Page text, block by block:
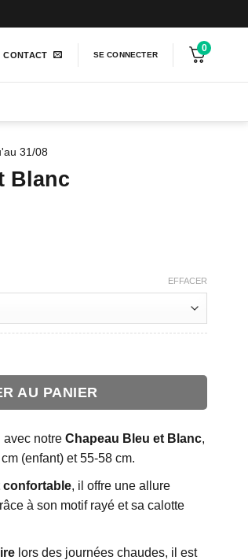
CONTACT SE CONNECTER
0
31/08
Blanc
EFFACER
AU PANIER
avec notre Chapeau Bleu et Blanc,
(enfant) et 55-58 cm.
confortable, il offre une allure
à son motif rayé et sa calotte
lors des journées chaudes, il est